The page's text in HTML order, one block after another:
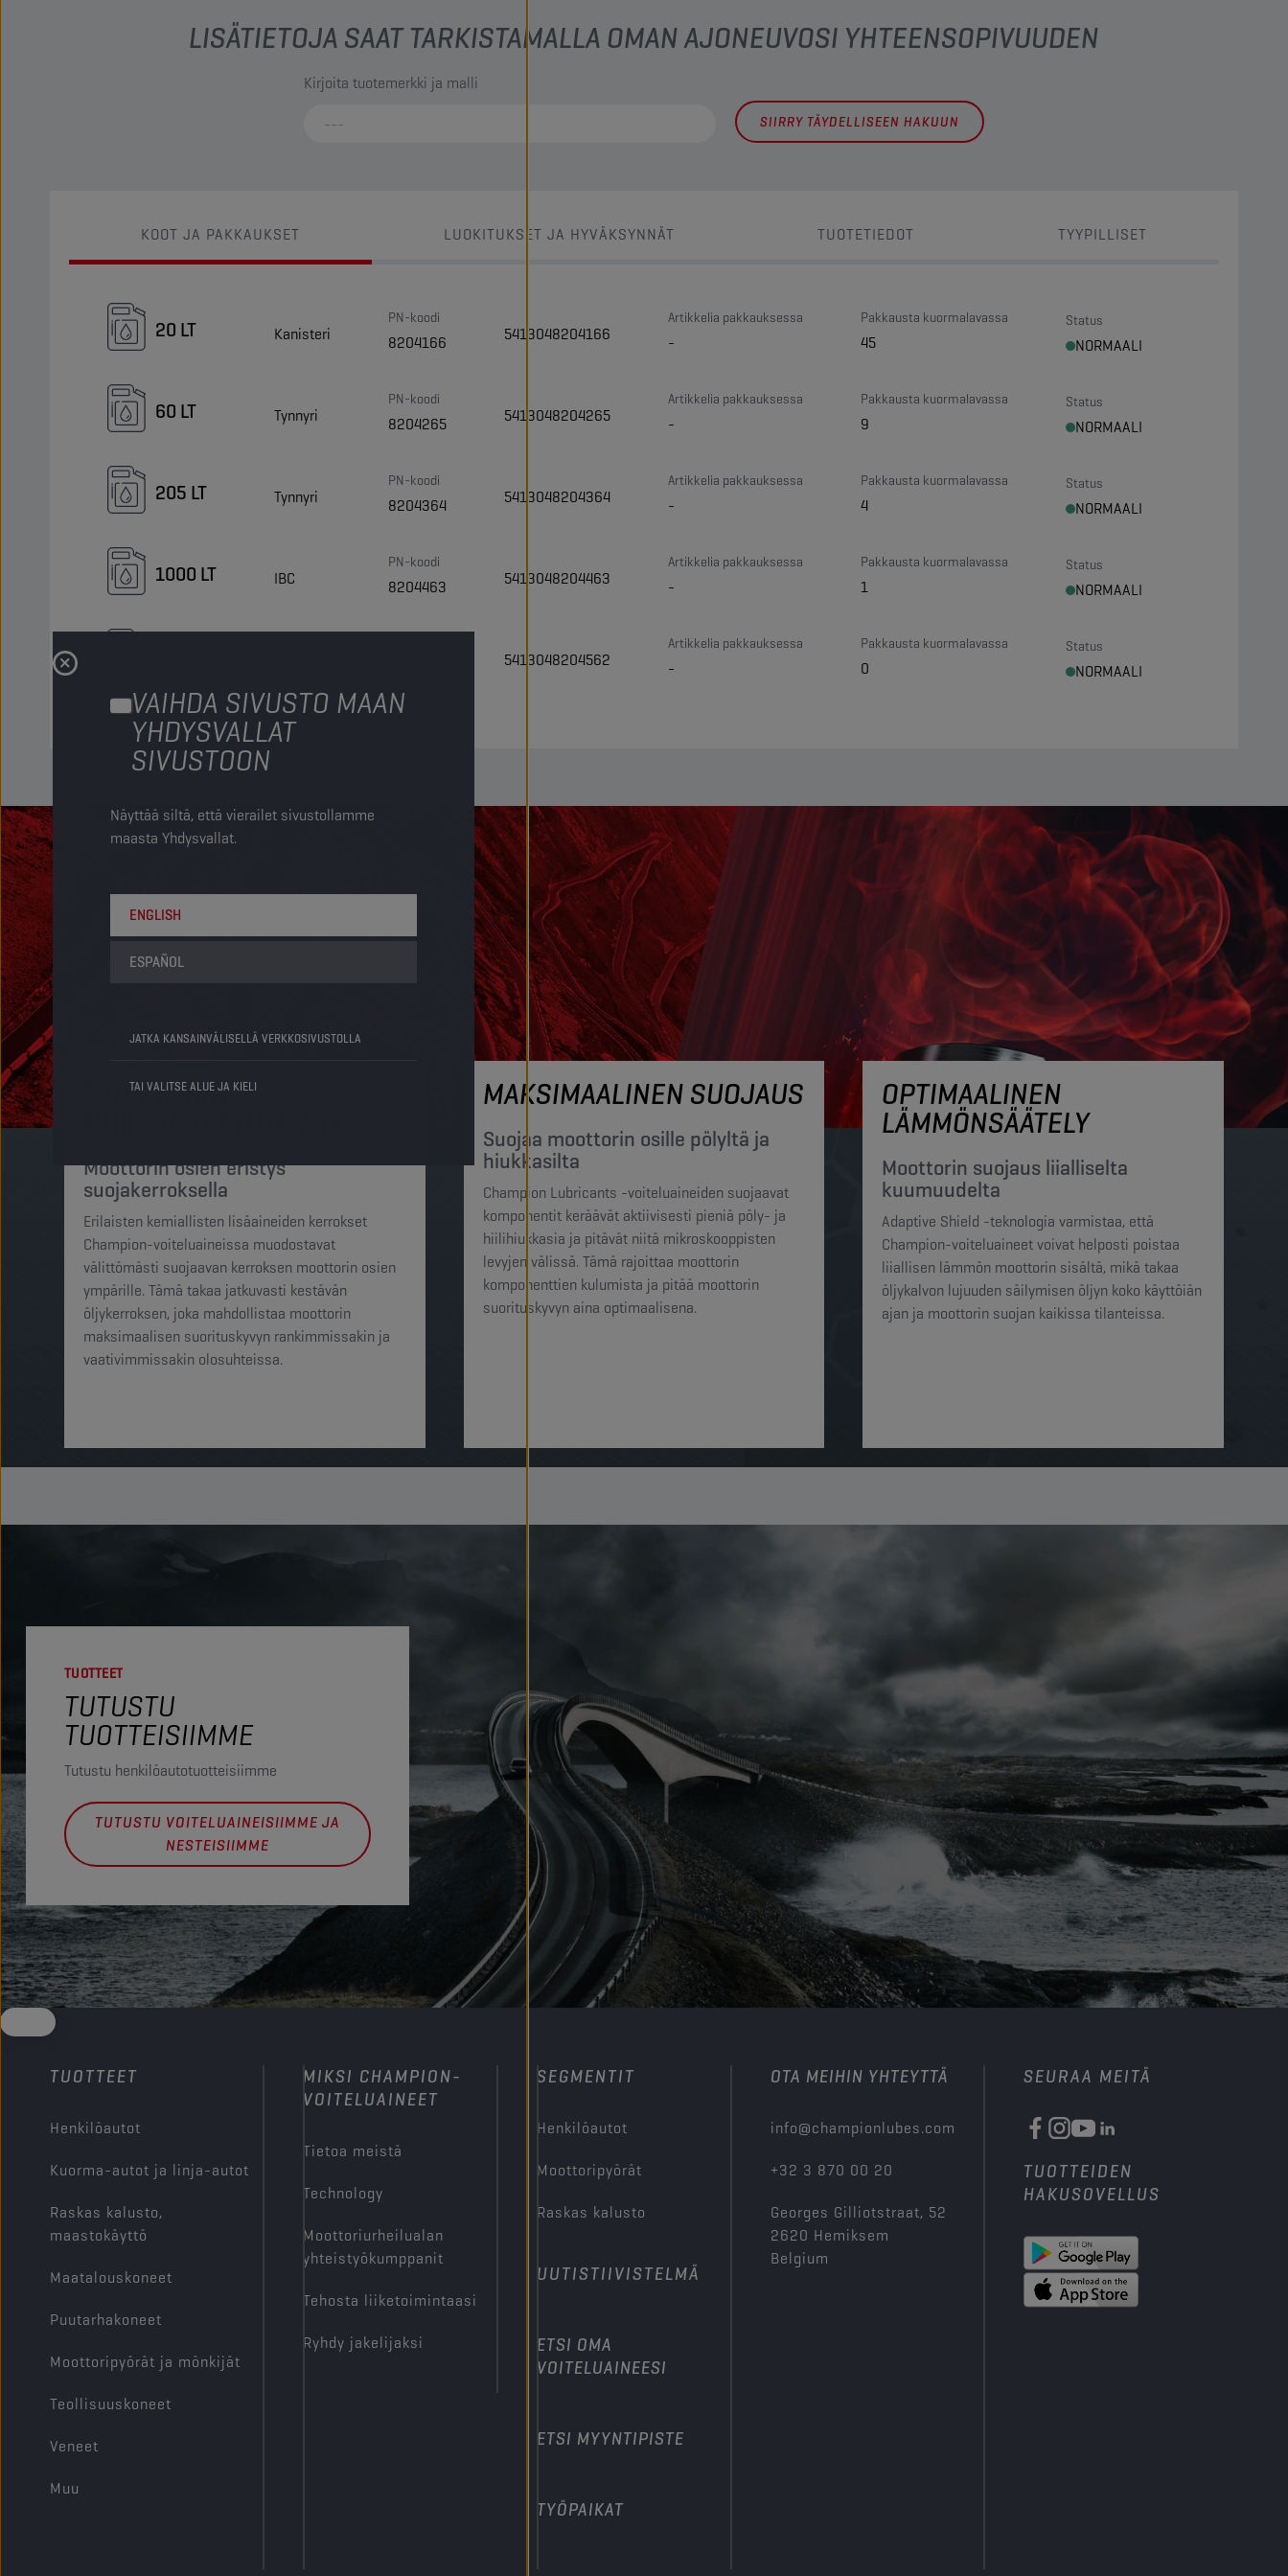
VAIHDA SIVUSTO MAAN
YHDYSVALLAT
SIVUSTOON
Näyttää siltä, että vierailet sivustollamme
maasta Yhdysvallat.
ENGLISH
ESPAÑOL
JATKA KANSAINVÄLISELLÄ VERKKOSIVUSTOLLA
TAI VALITSE ALUE JA KIELI
LISÄTIETOJA SAAT TARKISTAMALLA OMAN AJONEUVOSI YHTEENSOPIVUUDEN
Kirjoita tuotemerkki ja malli
SIIRRY TÄYDELLISEEN HAKUUN
KOOT JA PAKKAUKSET LUOKITUKSET JA HYVÄKSYNNÄT TUOTETIEDOT TYYPILLISET
20 LT Kanisteri
PN-koodi
8204166 5413048204166
Artikkelia pakkauksessa
-
Pakkausta kuormalavassa
45
Status
NORMAALI
60 LT Tynnyri
PN-koodi
8204265 5413048204265
Artikkelia pakkauksessa
-
Pakkausta kuormalavassa
9
Status
NORMAALI
205 LT Tynnyri
PN-koodi
8204364 5413048204364
Artikkelia pakkauksessa
-
Pakkausta kuormalavassa
4
Status
NORMAALI
1000 LT IBC
PN-koodi
8204463 5413048204463
Artikkelia pakkauksessa
-
Pakkausta kuormalavassa
1
Status
NORMAALI
5413048204562
Artikkelia pakkauksessa
-
Pakkausta kuormalavassa
0
Status
NORMAALI
MOOTTORIN
Moottorin osien eristys
suojakerroksella
Erilaisten kemiallisten lisäaineiden kerrokset
Champion-voiteluaineissa muodostavat
välittömästi suojaavan kerroksen moottorin osien
ympärille. Tämä takaa jatkuvasti kestävän
öljykerroksen, joka mahdollistaa moottorin
maksimaalisen suorituskyvyn rankimmissakin ja
vaativimmissakin olosuhteissa.
MAKSIMAALINEN SUOJAUS
Suojaa moottorin osille pölyltä ja
hiukkasilta
Champion Lubricants -voiteluaineiden suojaavat
komponentit keräävät aktiivisesti pieniä pöly- ja
hiilihiukkasia ja pitävät niitä mikroskooppisten
levyjen välissä. Tämä rajoittaa moottorin
komponenttien kulumista ja pitää moottorin
suorituskyvyn aina optimaalisena.
OPTIMAALINEN
LÄMMÖNSÄÄTELY
Moottorin suojaus liialliselta
kuumuudelta​​
Adaptive Shield -teknologia varmistaa, että
Champion-voiteluaineet voivat helposti poistaa
liiallisen lämmön moottorin sisältä, mikä takaa
öljykalvon lujuuden säilymisen öljyn koko käyttöiän
ajan ja moottorin suojan kaikissa tilanteissa.
TUOTTEET
TUTUSTU
TUOTTEISIIMME
Tutustu henkilöautotuotteisiimme
TUTUSTU VOITELUAINEISIIMME JA
NESTEISIIMME
TUOTTEET
Henkilöautot
Kuorma-autot ja linja-autot
Raskas kalusto,
maastokäyttö
Maatalouskoneet
Puutarhakoneet
Moottoripyörät ja mönkijät
Teollisuuskoneet
Veneet
Muu
MIKSI CHAMPION-
VOITELUAINEET
Tietoa meistä
Technology
Moottoriurheilualan
yhteistyökumppanit
Tehosta liiketoimintaasi
Ryhdy jakelijaksi
SEGMENTIT
Henkilöautot
Moottoripyörät
Raskas kalusto
UUTISTIIVISTELMÄ
ETSI OMA
VOITELUAINEESI
ETSI MYYNTIPISTE
TYÖPAIKAT
OTA MEIHIN YHTEYTTÄ
info@championlubes.com
+32 3 870 00 20
Georges Gilliotstraat, 52
2620 Hemiksem
Belgium
SEURAA MEITÄ
TUOTTEIDEN
HAKUSOVELLUS